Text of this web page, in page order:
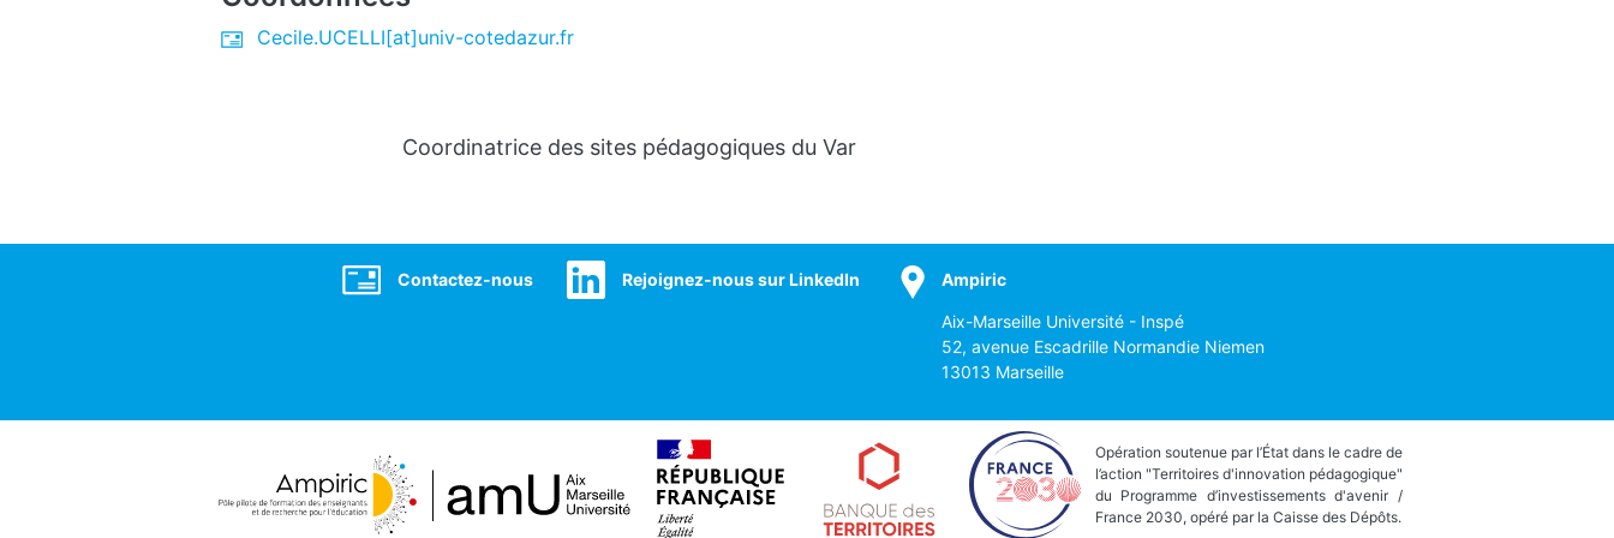
Cecile.UCELLI[at]univ-cotedazur.fr
Coordinatrice des sites pédagogiques du Var
SocialContactez-nous Rejoignez-nous sur LinkedIn Ampiric
Aix-Marseille Université - Inspé
52, avenue Escadrille Normandie Niemen
13013 Marseille
Opération soutenue par l’État dans le cadre de
l’action "Territoires d'innovation pédagogique"
du Programme d’investissements d'avenir /
France 2030, opéré par la Caisse des Dépôts.